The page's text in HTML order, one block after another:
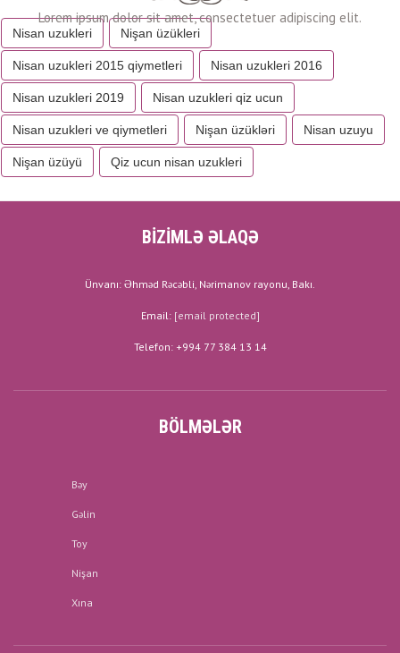
Nisan uzukleri Nişan üzükleri
Nisan uzukleri 2015 qiymetleri Nisan uzukleri 2016
Nisan uzukleri 2019 Nisan uzukleri qiz ucun
Nisan uzukleri ve qiymetleri Nişan üzükləri Nisan uzuyu
Nişan üzüyü Qiz ucun nisan uzukleri
BİZİMLƏ ƏLAQƏ
Ünvanı: Əhməd Rəcəbli, Nərimanov rayonu, Bakı.
Email: [email protected]
Telefon: +994 77 384 13 14
BÖLMƏLƏR
Bəy
Gəlin
Toy
Nişan
Xına